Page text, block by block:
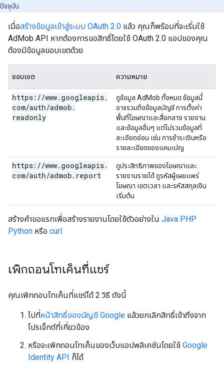
ปัจจุบัน
เมื่อสร้างข้อมูลเข้าสู่ระบบ OAuth 2.0 แล้ว คุณก็พร้อมที่จะเริ่มใช้
AdMob API หากต้องการขอสิทธิ์โดยใช้ OAuth 2.0 แอปของคุณ
ต้องมีข้อมูลขอบเขตด้วย
ขอบเขต ความหมาย
https: //www. googleapis.
com/auth/admob.
readonly
ดูข้อมูล AdMob ทั้งหมด ข้อมูลนี้
อาจรวมถึงข้อมูลบัญชี การตั้งค่า
พื้นที่โฆษณาและสื่อกลาง รายงาน
และข้อมูลอื่นๆ แต่ไม่รวมข้อมูลที่
ละเอียดอ่อน เช่น การชำระเงินหรือ
รายละเอียดของแคมเปญ
https: //www. googleapis.
com/auth/admob. report
ดูประสิทธิภาพของโฆษณาและ
รายงานรายได้ ดูรหัสผู้เผยแพร่
โฆษณา เขตเวลา และรหัสสกุลเงิน
เริ่มต้น
สร้างคำขอแรกเพื่อสร้างรายงานโดยใช้ตัวอย่างใน Java PHP
Python หรือ curl
เพิกถอนโทเค็นที่แชร์
คุณเพิกถอนโทเค็นที่แชร์ได้ 2 วิธี ดังนี้
ไปที่หน้าสิทธิ์ของบัญชี Google แล้วยกเลิกสิทธิ์เข้าถึงจาก
โปรเจ็กต์ที่เกี่ยวข้อง
หรือจะเพิกถอนโทเค็นของเว็บแอปพลิเคชันโดยใช้ Google
Identity API ก็ได้